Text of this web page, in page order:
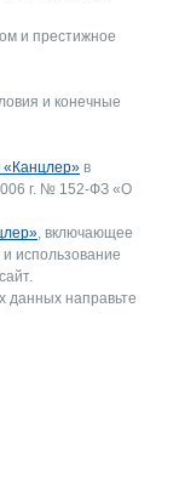
и престижное
и конечные
«Канцлер» в
г. № 152-ФЗ «О
, включающее
использование
данных направьте